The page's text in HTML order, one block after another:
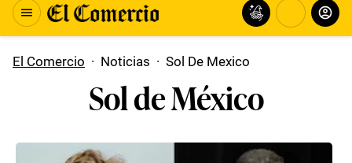
El Comercio · Noticias · Sol De Mexico
Sol de México